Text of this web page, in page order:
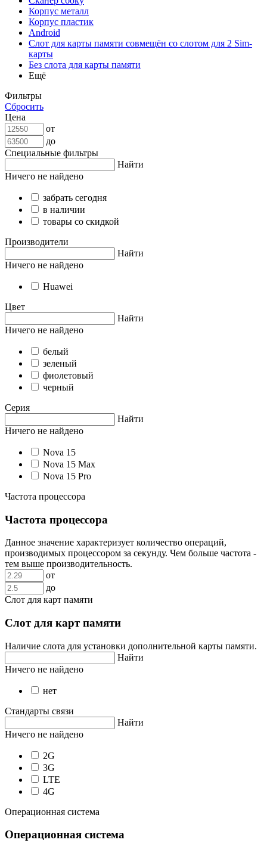
Корпус металл
Корпус пластик
Android
Слот для карты памяти совмещён со слотом для 2 Sim-
карты
Без слота для карты памяти
Ещё
Фильтры
Сбросить
Цена
от
до
Специальные фильтры
Найти
Ничего не найдено
забрать сегодня
в наличии
товары со скидкой
Производители
Найти
Ничего не найдено
Huawei
Цвет
Найти
Ничего не найдено
белый
зеленый
фиолетовый
черный
Серия
Найти
Ничего не найдено
Nova 15
Nova 15 Max
Nova 15 Pro
Частота процессора
Частота процессора
Данное значение характеризует количество операций,
производимых процессором за секунду. Чем больше частота -
тем выше производительность.
от
до
Слот для карт памяти
Слот для карт памяти
Наличие слота для установки дополнительной карты памяти.
Найти
Ничего не найдено
нет
Стандарты связи
Найти
Ничего не найдено
2G
3G
LTE
4G
Операционная система
Операционная система